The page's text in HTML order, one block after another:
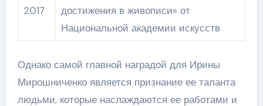
2017
достижения в живописи» от
Национальной академии искусств
Однако самой главной наградой для Ирины
Мирошниченко является признание ее таланта
людьми, которые наслаждаются ее работами и